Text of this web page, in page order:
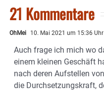
21 Kommentare
OhMei 10. Mai 2021 um 15:36 Uhr
Auch frage ich mich wo
einem kleinen Geschäft
nach deren Aufstellen
die Durchsetzungskraft,